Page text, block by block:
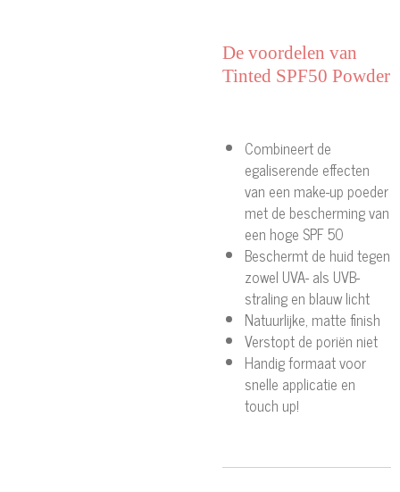
De voordelen van
Tinted SPF50 Powder
Combineert de
egaliserende effecten
van een make-up poeder
met de bescherming van
een hoge SPF 50
Beschermt de huid tegen
zowel UVA- als UVB-
straling en blauw licht
Natuurlijke, matte finish
Verstopt de poriën niet
Handig formaat voor
snelle applicatie en
touch up!